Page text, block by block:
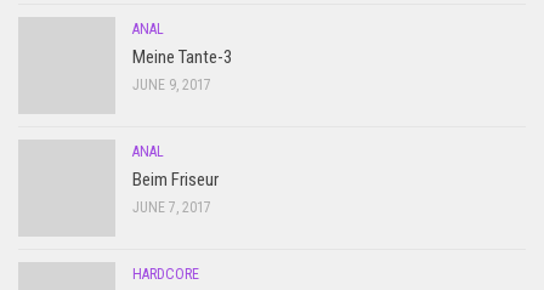
ANAL
Meine Tante-3
JUNE 9, 2017
ANAL
Beim Friseur
JUNE 7, 2017
HARDCORE